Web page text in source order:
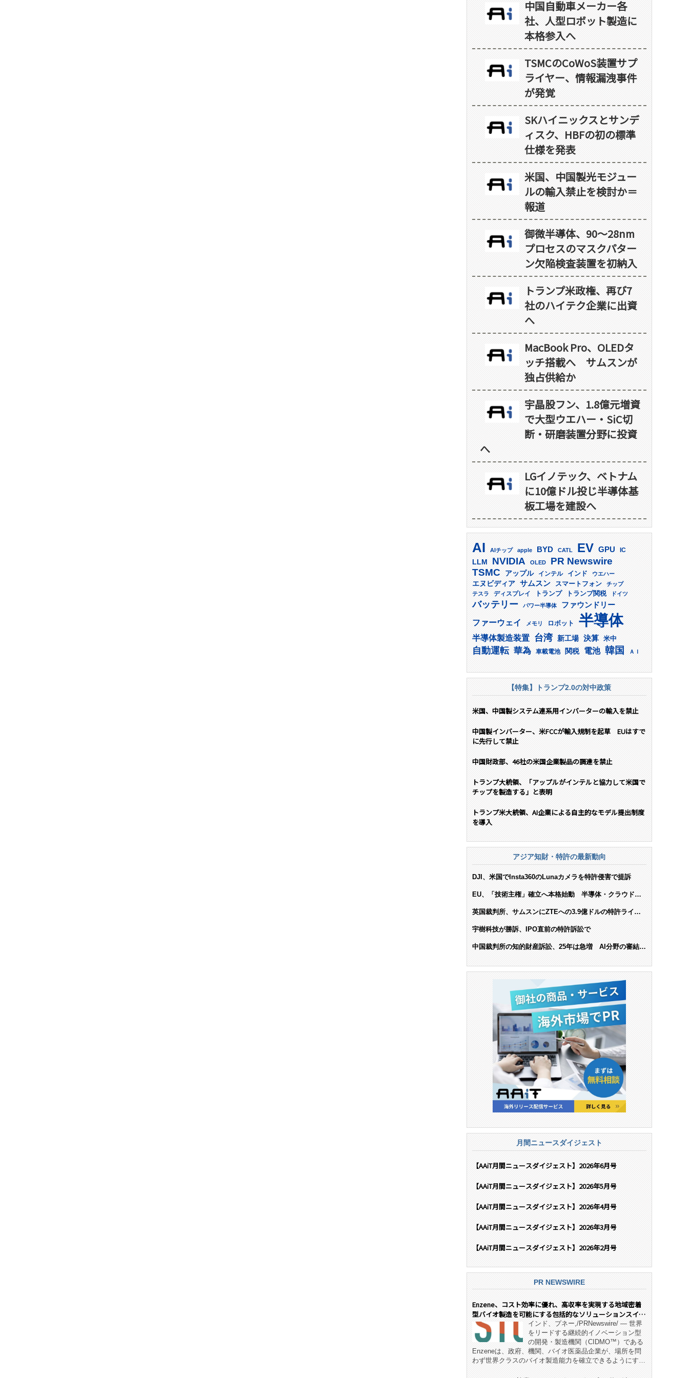
中国自動車メーカー各
社、人型ロボット製造に
本格参入へ
TSMCのCoWoS装置サプ
ライヤー、情報漏洩事件
が発覚
SKハイニックスとサンデ
ィスク、HBFの初の標準
仕様を発表
米国、中国製光モジュー
ルの輸入禁止を検討か＝
報道
御微半導体、90～28nm
プロセスのマスクパター
ン欠陥検査装置を初納入
トランプ米政権、再び7
社のハイテク企業に出資
へ
MacBook Pro、OLEDタ
ッチ搭載へ サムスンが
独占供給か
宇晶股フン、1.8億元増資
で大型ウエハー・SiC切
断・研磨装置分野に投資
へ
LGイノテック、ベトナム
に10億ドル投じ半導体基
板工場を建設へ
AI AIチップ apple BYD CATL EV GPU IC
LLM NVIDIA OLED PR Newswire
TSMC アップル インテル インド ウエハー
エヌビディア サムスン スマートフォン
チップ
テスラ
ディスプレイ トランプ トランプ関税 ドイツ
バッテリー パワー半導体 ファウンドリー
ファーウェイ メモリ ロボット 半導体
半導体製造装置 台湾 新工場 決算 米中
自動運転 華為 車載電池 関税 電池 韓国 ＡＩ
【特集】トランプ2.0の対中政策
米国、中国製システム連系用インバーターの輸入を禁止
中国製インバーター、米FCCが輸入規制を起草 EUはすで
に先行して禁止
中国財政部、46社の米国企業製品の調達を禁止
トランプ大統領、「アップルがインテルと協力して米国で
チップを製造する」と表明
トランプ米大統領、AI企業による自主的なモデル提出制度
を導入
アジア知財・特許の最新動向
DJI、米国でInsta360のLunaカメラを特許侵害で提訴
EU、「技術主権」確立へ本格始動 半導体・クラウド・
英国裁判所、サムスンにZTEへの3.9億ドルの特許ライセ
宇樹科技が勝訴、IPO直前の特許訴訟で
中国裁判所の知的財産訴訟、25年は急増 AI分野の審結件
月間ニュースダイジェスト
【AAiT月間ニュースダイジェスト】2026年6月号
【AAiT月間ニュースダイジェスト】2026年5月号
【AAiT月間ニュースダイジェスト】2026年4月号
【AAiT月間ニュースダイジェスト】2026年3月号
【AAiT月間ニュースダイジェスト】2026年2月号
PR NEWSWIRE
Enzene、コスト効率に優れ、高収率を実現する地域密着
型バイオ製造を可能にする包括的なソリューションスイー
ト「NeX™」 をリリースインド、プネー,/PRNewswire/ — 世界
をリードする継続的イノベーション型
の開発・製造機関（CIDMO™）である
Enzeneは、政府、機関、バイオ医薬品企業が、場所を問
わず世界クラスのバイオ製造能力を確立できるようにす